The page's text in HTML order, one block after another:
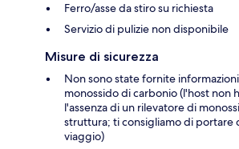
Ferro/asse da stiro su richiesta
Servizio di pulizie non disponibile
Misure di sicurezza
Non sono state fornite
monossido di carbonio (l'host non
l'assenza di un rilevatore di
struttura; ti consigliamo di portare
viaggio)